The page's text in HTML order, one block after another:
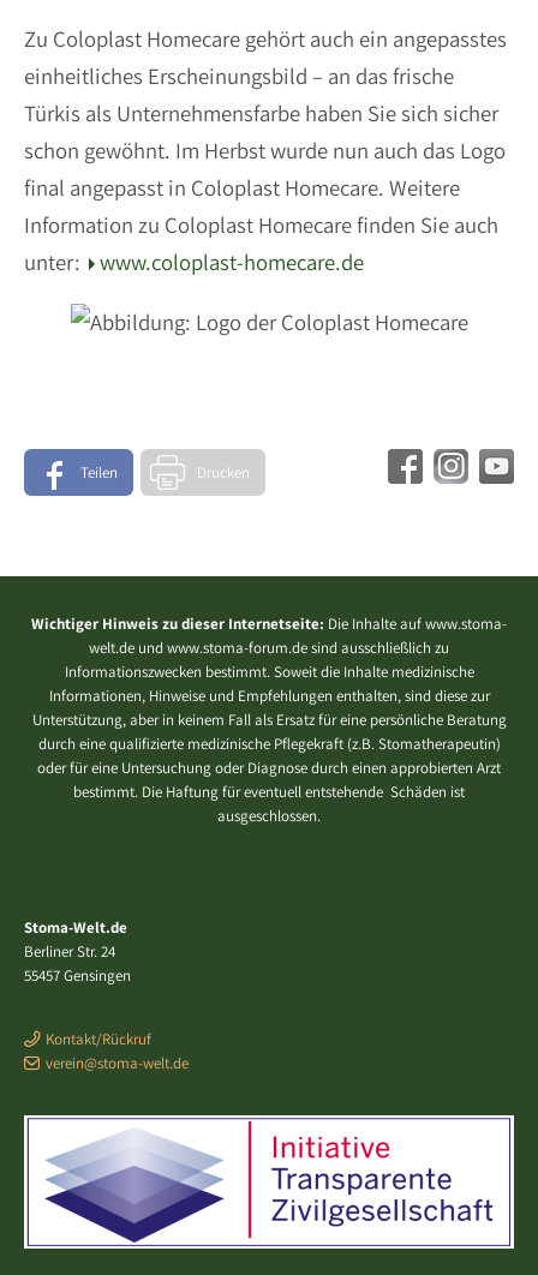
Zu Coloplast Homecare gehört auch ein angepasstes
einheitliches Erscheinungsbild – an das frische
Türkis als Unternehmensfarbe haben Sie sich sicher
schon gewöhnt. Im Herbst wurde nun auch das Logo
final angepasst in Coloplast Homecare. Weitere
Information zu Coloplast Homecare finden Sie auch
unter:
www.coloplast-homecare.de
Teilen Drucken
Wichtiger Hinweis zu dieser Internetseite: Die Inhalte auf www.stoma-
welt.de und www.stoma-forum.de sind ausschließlich zu
Informationszwecken bestimmt. Soweit die Inhalte medizinische
Informationen, Hinweise und Empfehlungen enthalten, sind diese zur
Unterstützung, aber in keinem Fall als Ersatz für eine persönliche Beratung
durch eine qualifizierte medizinische Pflegekraft (z.B. Stomatherapeutin)
oder für eine Untersuchung oder Diagnose durch einen approbierten Arzt
bestimmt. Die Haftung für eventuell entstehende Schäden ist
ausgeschlossen.
Stoma-Welt.de
Berliner Str. 24
55457 Gensingen
Kontakt/Rückruf
verein@stoma-welt.de